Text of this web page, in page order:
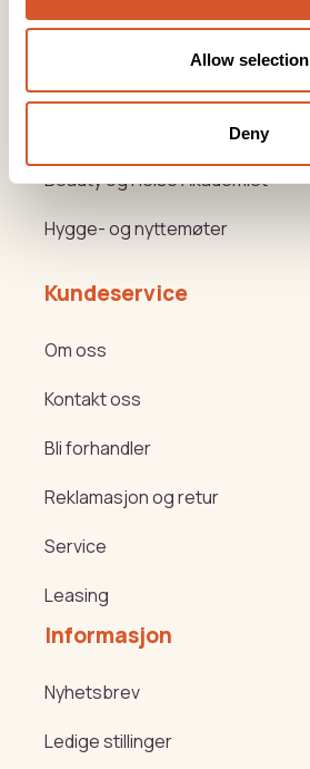
Allow selection
Deny
Produkter
Beauty og Helse Akademiet
Hygge- og nyttemøter
Kundeservice
Om oss
Kontakt oss
Bli forhandler
Reklamasjon og retur
Service
Leasing
Informasjon
Nyhetsbrev
Ledige stillinger